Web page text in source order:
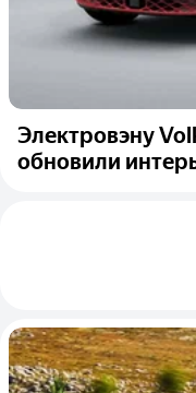
Электровэну
обновили